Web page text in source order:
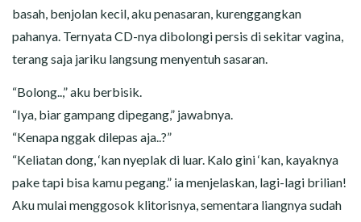
basah, benjolan kecil, aku penasaran, kurenggangkan
pahanya. Ternyata CD-nya dibolongi persis di sekitar vagina,
terang saja jariku langsung menyentuh sasaran.
“Bolong..,” aku berbisik.
“Iya, biar gampang dipegang,” jawabnya.
“Kenapa nggak dilepas aja..?”
“Keliatan dong, ‘kan nyeplak di luar. Kalo gini ‘kan, kayaknya
pake tapi bisa kamu pegang.” ia menjelaskan, lagi-lagi brilian!
Aku mulai menggosok klitorisnya, sementara liangnya sudah